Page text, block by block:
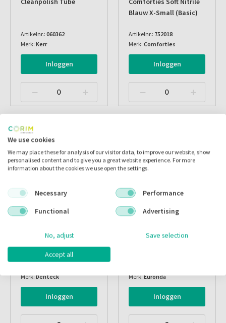
Artikelnr.: 060362
Merk: Kerr
Inloggen
Blauw X-Small (basic)
Artikelnr.: 752018
Merk: Comforties
Inloggen
Alcohol Ketonatus 70%
1 Liter
Merk:Denteck
Inloggen
ACTIE
Monoart Mondmaskers
Merk:Euronda
Inloggen
We use cookies
We may place these for analysis of our visitor data, to improve our website, show
personalised content and to give you a great website experience. For more
information about the cookies we use open the settings.
Necessary
Performance
Functional
Advertising
No, adjust Save selection
Accept all